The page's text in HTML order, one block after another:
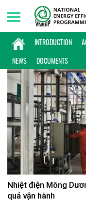
INTRODUCTION
NEWS
DOCUMENTS
Saturday, 08/08/2026 | 09:24
KINH
Nhiệt điện Mông
quả vận hành